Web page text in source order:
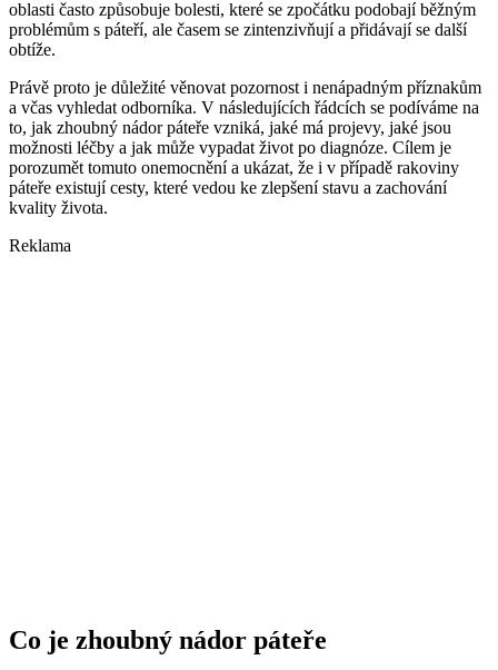
oblasti často způsobuje bolesti, které se zpočátku podobají běžným
problémům s páteří, ale časem se zintenzivňují a přidávají se další
obtíže.
Právě proto je důležité věnovat pozornost i nenápadným příznakům
a včas vyhledat odborníka. V následujících řádcích se podíváme na
to, jak zhoubný nádor páteře vzniká, jaké má projevy, jaké jsou
možnosti léčby a jak může vypadat život po diagnóze. Cílem je
porozumět tomuto onemocnění a ukázat, že i v případě rakoviny
páteře existují cesty, které vedou ke zlepšení stavu a zachování
kvality života.
Reklama
Co je zhoubný nádor páteře